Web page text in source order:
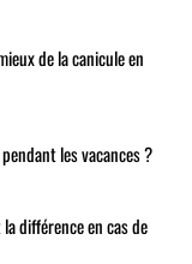
de la canicule en
les vacances ?
différence en cas de